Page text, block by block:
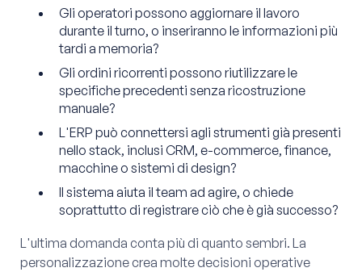
Gli operatori possono aggiornare il lavoro
durante il turno, o inseriranno le informazioni più
tardi a memoria?
Gli ordini ricorrenti possono riutilizzare le
specifiche precedenti senza ricostruzione
manuale?
L'ERP può connettersi agli strumenti già presenti
nello stack, inclusi CRM, e-commerce, finance,
macchine o sistemi di design?
Il sistema aiuta il team ad agire, o chiede
soprattutto di registrare ciò che è già successo?
L'ultima domanda conta più di quanto sembri. La
personalizzazione crea molte decisioni operative